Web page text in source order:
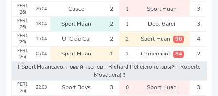
PER1
(26)
26.04 Cusco 2 1 Sport Huan 3
PER1
(26)
18.04 Sport Huan 2 1 Dep. Garci 3
PER1
(26)
15.04 UTC de Caj 2 2 Sport Huan 90 4
PER1
(26)
05.04 Sport Huan 1 1 Comerciant 84
2
❗️ Sport Huancayo: новый тренер - Richard Pellejero (старый - Roberto
Mosquera) ❗️
PER1
(26)
22.03 Sport Boys 3 0 Sport Huan 3